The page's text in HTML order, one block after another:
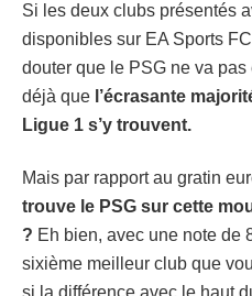
Si les deux clubs présentés
disponibles sur EA Sports
douter que le PSG ne va
déjà que l’écrasante
Ligue 1 s’y trouvent.
Mais par rapport au gratin
trouve le PSG sur cette
? Eh bien, avec une note de
sixième meilleur club que